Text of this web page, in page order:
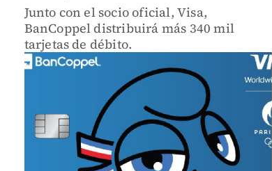
Junto con el socio oficial, Visa,
BanCoppel distribuirá más 340 mil
tarjetas de débito.